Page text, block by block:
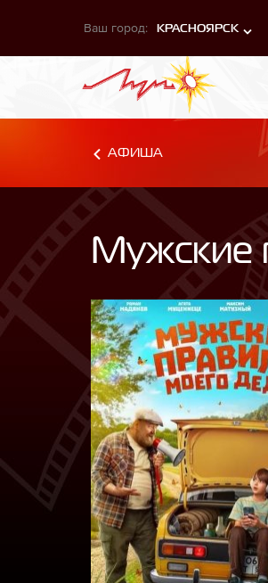
Ваш город: КРАСНОЯРСК
АФИША
Мужские